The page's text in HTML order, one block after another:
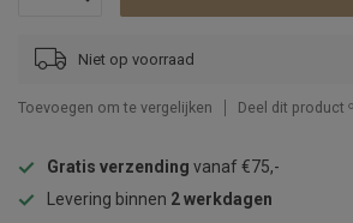
Niet op voorraad
Toevoegen om te vergelijken Deel dit product
Gratis verzending vanaf €75,-
Levering binnen 2 werkdagen